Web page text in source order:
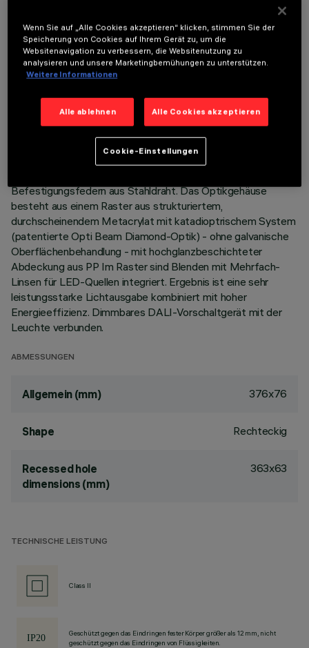
TECHNISCHE DATEN
LETZTES UPDATE: 06.08.2026
BESCHREIBUNG
Einbauleuchte bestehend aus Leuchtquelle, 6-zelligem
Lichtraster und Komponenten für den Betrieb. Version für
hochausstrahlende Allgemeinbeleuchtung. LEDs mit hohem
Farbwiedergabeindex. Hauptkorpus aus extrudiertem
Befestigungsfedern aus Stahldraht. Das Optikgehäuse
besteht aus einem Raster aus strukturiertem,
durchscheinendem Metacrylat mit katadioptrischem System
(patentierte Opti Beam Diamond-Optik) - ohne galvanische
Oberflächenbehandlung - mit hochglanzbeschichteter
Abdeckung aus PP Im Raster sind Blenden mit Mehrfach-
Linsen für LED-Quellen integriert. Ergebnis ist eine sehr
leistungsstarke Lichtausgabe kombiniert mit hoher
Energieeffizienz. Dimmbares DALI-Vorschaltgerät mit der
Leuchte verbunden.
ABMESSUNGEN
Allgemein (mm) 376x76
Shape Rechteckig
Recessed hole
dimensions (mm)
363x63
TECHNISCHE LEISTUNG
Class II
Geschützt gegen das Eindringen fester Körper größer als 12 mm, nicht
geschützt gegen das Eindringen von Flüssigkeiten.
Wenn Sie auf „Alle Cookies akzeptieren“ klicken, stimmen Sie der
Speicherung von Cookies auf Ihrem Gerät zu, um die
Websitenavigation zu verbessern, die Websitenutzung zu
analysieren und unsere Marketingbemühungen zu unterstützen.
Weitere Informationen
Alle ablehnen Alle Cookies akzeptieren
Cookie-Einstellungen